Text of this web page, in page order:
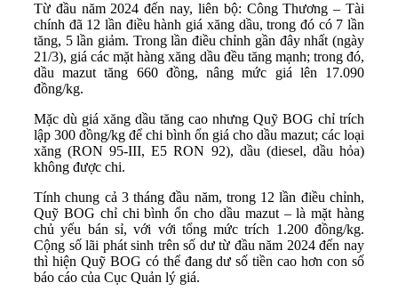
Từ đầu năm 2024 đến nay, liên bộ: Công Thương – Tài
chính đã 12 lần điều hành giá xăng dầu, trong đó có 7 lần
tăng, 5 lần giảm. Trong lần điều chỉnh gần đây nhất (ngày
21/3), giá các mặt hàng xăng dầu đều tăng mạnh; trong đó,
dầu mazut tăng 660 đồng, nâng mức giá lên 17.090
đồng/kg.
Mặc dù giá xăng dầu tăng cao nhưng Quỹ BOG chỉ trích
lập 300 đồng/kg để chi bình ổn giá cho dầu mazut; các loại
xăng (RON 95-III, E5 RON 92), dầu (diesel, dầu hỏa)
không được chi.
Tính chung cả 3 tháng đầu năm, trong 12 lần điều chỉnh,
Quỹ BOG chỉ chi bình ổn cho dầu mazut – là mặt hàng
chủ yếu bán sỉ, với với tổng mức trích 1.200 đồng/kg.
Cộng số lãi phát sinh trên số dư từ đầu năm 2024 đến nay
thì hiện Quỹ BOG có thể đang dư số tiền cao hơn con số
báo cáo của Cục Quản lý giá.